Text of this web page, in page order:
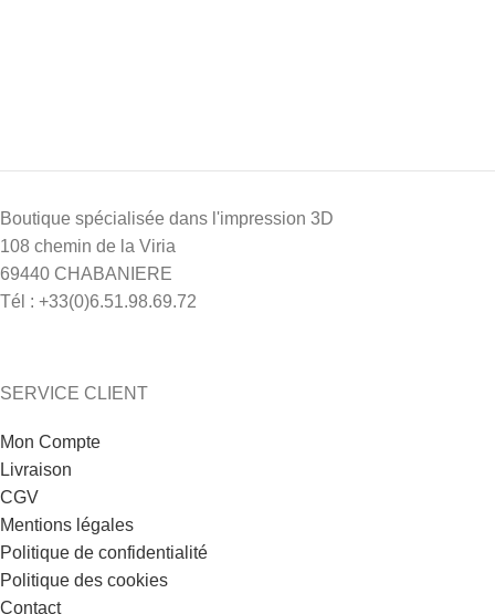
Boutique spécialisée dans l'impression 3D
108 chemin de la Viria
69440 CHABANIERE
Tél : +33(0)6.51.98.69.72
SERVICE CLIENT
Mon Compte
Livraison
CGV
Mentions légales
Politique de confidentialité
Politique des cookies
Contact